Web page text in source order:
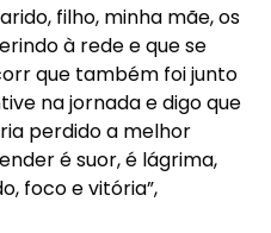
filho, minha mãe, os
à rede e que se
que também foi junto
na jornada e digo que
perdido a melhor
é suor, é lágrima,
foco e vitória”,